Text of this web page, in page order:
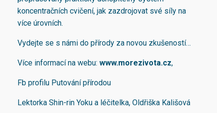
koncentračních cvičení, jak zazdrojovat své síly na
více úrovních.
Vydejte se s námi do přírody za novou zkušeností…
Více informací na webu: www.morezivota.cz,
Fb profilu Putování přírodou
Lektorka Shin-rin Yoku a léčitelka, Oldřiška Kališová